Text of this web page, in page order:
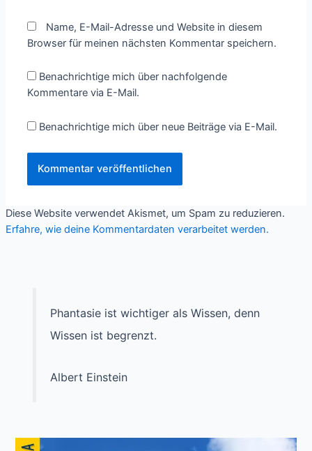
Name, E-Mail-Adresse und Website in diesem
Browser für meinen nächsten Kommentar speichern.
Benachrichtige mich über nachfolgende
Kommentare via E-Mail.
Benachrichtige mich über neue Beiträge via E-Mail.
Diese Website verwendet Akismet, um Spam zu reduzieren.
Erfahre, wie deine Kommentardaten verarbeitet werden.
Phantasie ist wichtiger als Wissen, denn
Wissen ist begrenzt.
Albert Einstein